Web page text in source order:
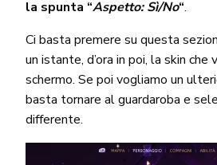
la spunta “Aspetto: Sì/No“.
Ci basta premere su questa
un istante, d’ora in poi, la skin che
schermo. Se poi vogliamo un
basta tornare al guardaroba e
differente.